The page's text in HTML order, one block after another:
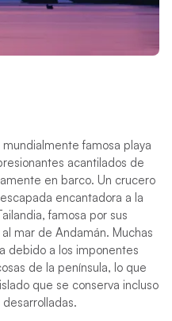
famosa playa
acantilados de
en barco. Un crucero
encantadora a la
famosa por sus
mar de Andamán. Muchas
debido a los imponentes
de la península, lo que
que se conserva incluso